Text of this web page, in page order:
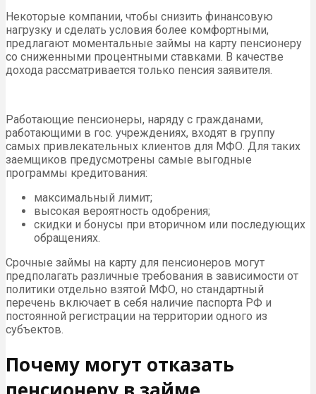
Некоторые компании, чтобы снизить финансовую
нагрузку и сделать условия более комфортными,
предлагают моментальные займы на карту пенсионеру
со сниженными процентными ставками. В качестве
дохода рассматривается только пенсия заявителя.
Работающие пенсионеры, наряду с гражданами,
работающими в гос. учреждениях, входят в группу
самых привлекательных клиентов для МФО. Для таких
заемщиков предусмотрены самые выгодные
программы кредитования:
максимальный лимит;
высокая вероятность одобрения;
скидки и бонусы при вторичном или последующих
обращениях.
Срочные займы на карту для пенсионеров могут
предполагать различные требования в зависимости от
политики отдельно взятой МФО, но стандартный
перечень включает в себя наличие паспорта РФ и
постоянной регистрации на территории одного из
субъектов.
Почему могут отказать